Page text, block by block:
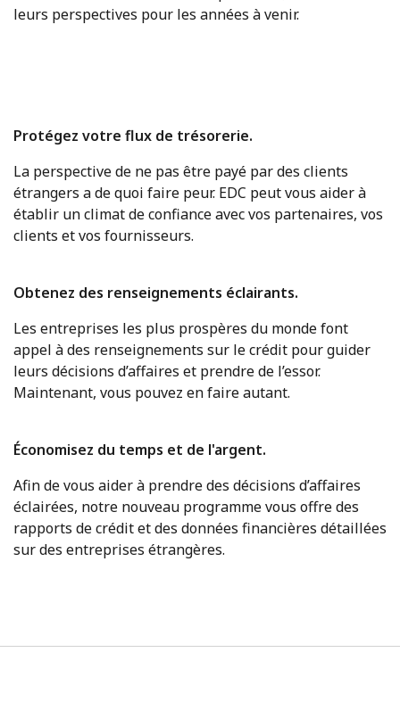
leurs perspectives pour les années à venir.
Protégez votre flux de trésorerie.
La perspective de ne pas être payé par des clients
étrangers a de quoi faire peur. EDC peut vous aider à
établir un climat de confiance avec vos partenaires, vos
clients et vos fournisseurs.
Obtenez des renseignements éclairants.
Les entreprises les plus prospères du monde font
appel à des renseignements sur le crédit pour guider
leurs décisions d’affaires et prendre de l’essor.
Maintenant, vous pouvez en faire autant.
Économisez du temps et de l'argent.
Afin de vous aider à prendre des décisions d’affaires
éclairées, notre nouveau programme vous offre des
rapports de crédit et des données financières détaillées
sur des entreprises étrangères.